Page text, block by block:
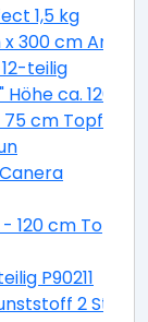
1,5 kg
300 cm
teilig
ca. 120 -
cm Topf ca.
120 cm Topf
P90211
2 Stück